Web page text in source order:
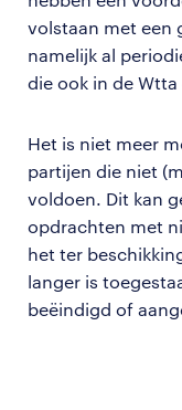
volstaan met een
namelijk al
die ook in de Wtta
Het is niet meer
partijen die niet
voldoen. Dit kan
opdrachten met
het ter
langer is
beëindigd of